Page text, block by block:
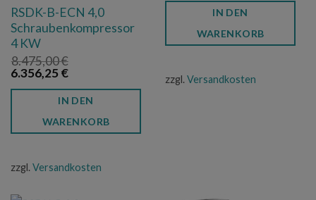
RSDK-B-ECN 4,0
Schraubenkompressor
4 KW
8.475,00€
Ursprünglicher
8.475,00 €
6.356,25€Aktueller
ist:
6.356,25 €.
IN DEN
WARENKORB
zzgl. Versandkosten
8.520,00 €
ist:
6.390,00 €.
IN DEN
WARENKORB
zzgl. Versandkosten